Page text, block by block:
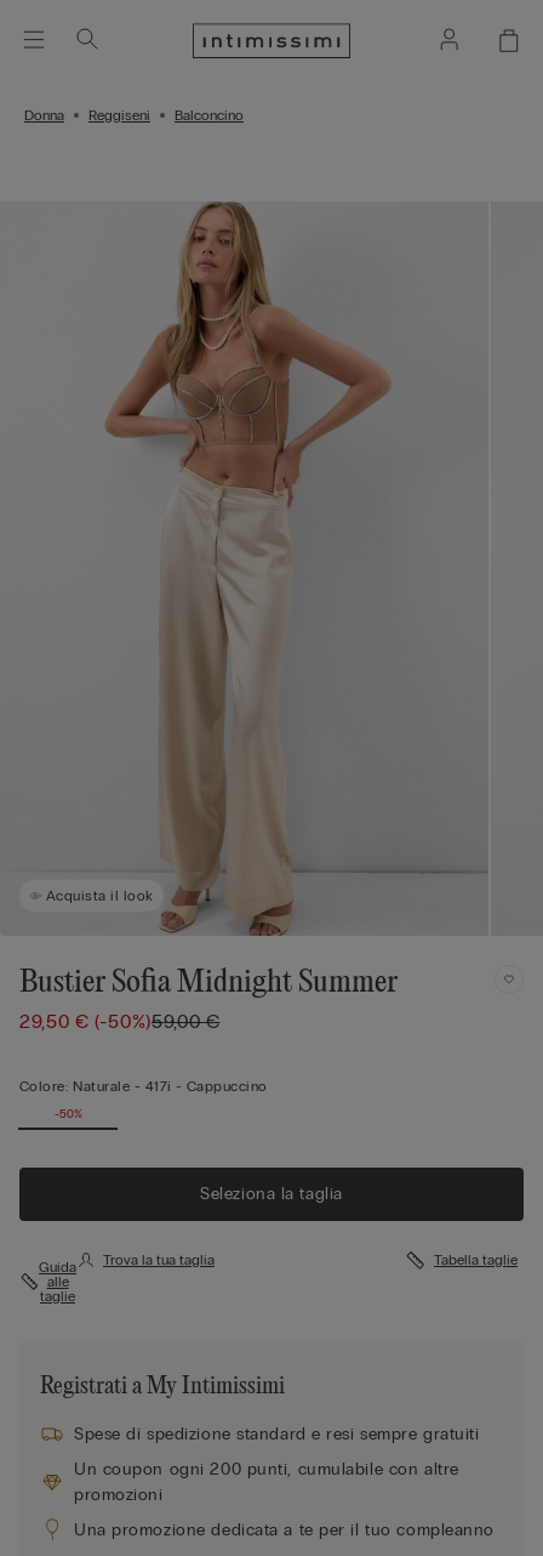
Donna Reggiseni Balconcino
Acquista il look
Bustier Sofia Midnight Summer
29,50 €(-50%)59,00 €
Colore: Naturale - 417i - Cappuccino
-50%
Seleziona la taglia
Guida
alle
taglie
Trova la tua taglia Tabella taglie
Registrati a My Intimissimi
Spese di spedizione standard e resi sempre gratuiti
Un coupon ogni 200 punti, cumulabile con altre
promozioni
Una promozione dedicata a te per il tuo compleanno